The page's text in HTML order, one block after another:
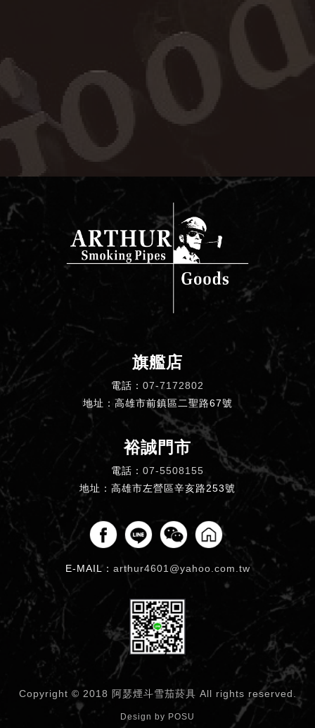
旗艦店
電話： 07-7172802
地址：高雄市前鎮區二聖路67號
裕誠門市
電話： 07-5508155
地址：高雄市左營區辛亥路253號
E-MAIL： arthur4601@yahoo.com.tw
Copyright © 2018 阿瑟煙斗雪茄菸具 All rights reserved.
Design by POSU